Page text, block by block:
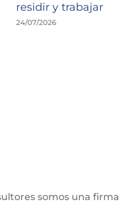
residir y trabajar
24/07/2026
somos una firma